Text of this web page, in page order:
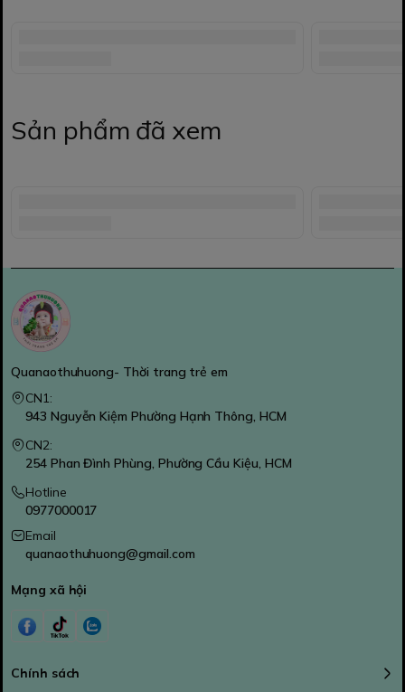
Sản phẩm đã xem
Quanaothuhuong- Thời trang trẻ em
CN1:
943 Nguyễn Kiệm Phường Hạnh Thông, HCM
CN2:
254 Phan Đình Phùng, Phường Cầu Kiệu, HCM
Hotline
0977000017
Email
quanaothuhuong@gmail.com
Mạng xã hội
Chính sách